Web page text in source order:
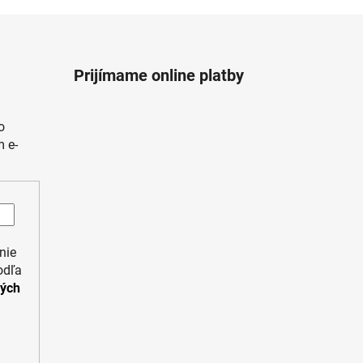
e-
Prijímame online platby